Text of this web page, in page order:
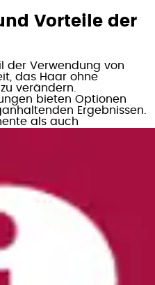
Vorteile der
der Verwendung von
das Haar ohne
verändern.
bieten Optionen
Ergebnissen.
als auch
auch seine
ermöglicht die
von grauen Haaren,
Flexibilität in
Ein weiterer Nutzen von
Trends zu folgen oder
Durch eine breite
seinen individuellen Stil
sind endlos und